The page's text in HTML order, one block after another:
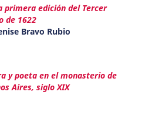
primera edición del Tercer
de 1622
Bravo Rubio
y poeta en el monasterio de
Aires, siglo XIX